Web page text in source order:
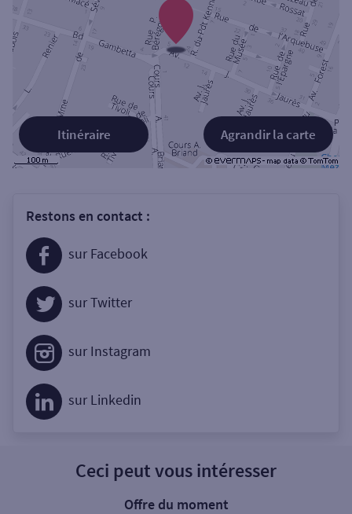
Agrandir la carte
Itinéraire
Restons en contact :
sur Facebook
sur Twitter
sur Instagram
sur Linkedin
Ceci peut vous intéresser
Offre du moment